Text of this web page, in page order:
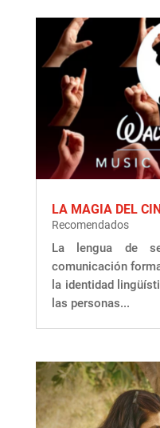
LA MAGIA DEL
Recomendados
La lengua de
comunicación
la identidad
las personas...